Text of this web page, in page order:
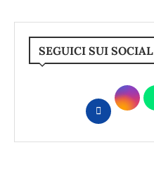
SEGUICI SUI SOCIAL